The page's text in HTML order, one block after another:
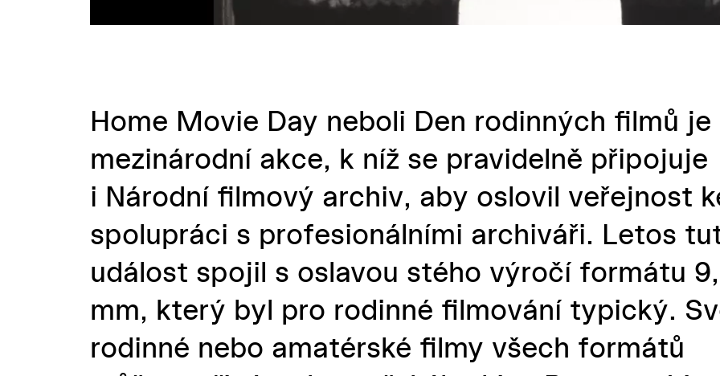
Home Movie Day neboli Den rodinných filmů je
mezinárodní akce, k níž se pravidelně připojuje
i Národní filmový archiv, aby oslovil veřejnost
spolupráci s profesionálními archiváři. Letos
událost spojil s oslavou stého výročí formátu
mm, který byl pro rodinné filmování typický.
rodinné nebo amatérské filmy všech formátů